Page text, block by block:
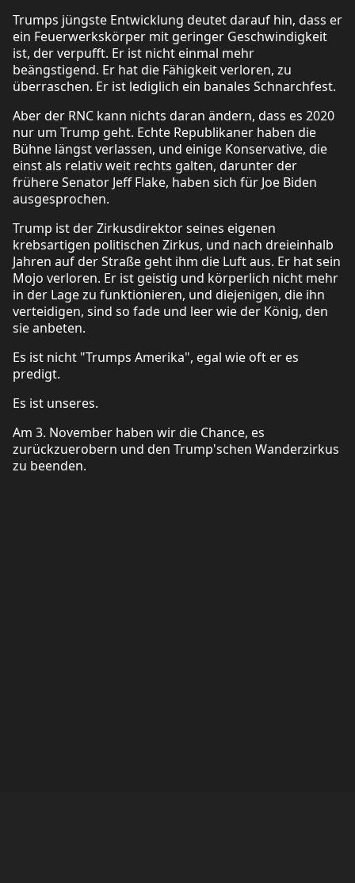
Trumps jüngste Entwicklung deutet darauf hin, dass er
ein Feuerwerkskörper mit geringer Geschwindigkeit
ist, der verpufft. Er ist nicht einmal mehr
beängstigend. Er hat die Fähigkeit verloren, zu
überraschen. Er ist lediglich ein banales Schnarchfest.
Aber der RNC kann nichts daran ändern, dass es 2020
nur um Trump geht. Echte Republikaner haben die
Bühne längst verlassen, und einige Konservative, die
einst als relativ weit rechts galten, darunter der
frühere Senator Jeff Flake, haben sich für Joe Biden
ausgesprochen.
Trump ist der Zirkusdirektor seines eigenen
krebsartigen politischen Zirkus, und nach dreieinhalb
Jahren auf der Straße geht ihm die Luft aus. Er hat sein
Mojo verloren. Er ist geistig und körperlich nicht mehr
in der Lage zu funktionieren, und diejenigen, die ihn
verteidigen, sind so fade und leer wie der König, den
sie anbeten.
Es ist nicht "Trumps Amerika", egal wie oft er es
predigt.
Es ist unseres.
Am 3. November haben wir die Chance, es
zurückzuerobern und den Trump'schen Wanderzirkus
zu beenden.